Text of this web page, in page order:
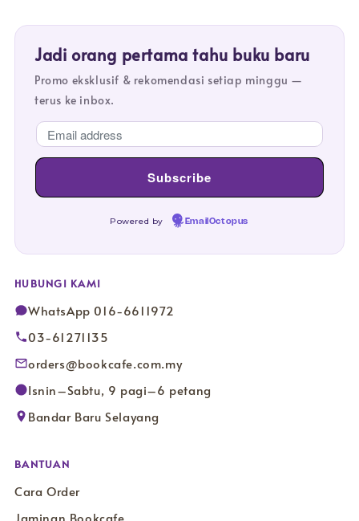
Jadi orang pertama tahu buku baru
Promo eksklusif & rekomendasi setiap minggu —
terus ke inbox.
Powered by EmailOctopus
HUBUNGI KAMI
WhatsApp 016-6611972
03-61271135
orders@bookcafe.com.my
Isnin–Sabtu, 9 pagi–6 petang
Bandar Baru Selayang
BANTUAN
Cara Order